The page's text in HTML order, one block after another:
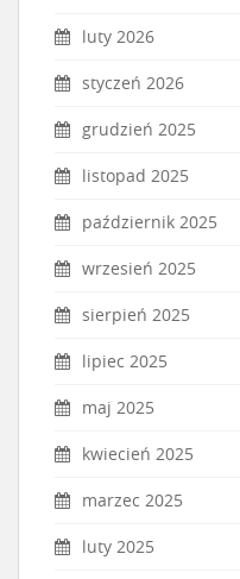
luty 2026
styczeń 2026
grudzień 2025
listopad 2025
październik 2025
wrzesień 2025
sierpień 2025
lipiec 2025
maj 2025
kwiecień 2025
marzec 2025
luty 2025